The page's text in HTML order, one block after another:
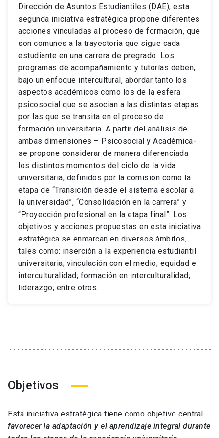
Dirección de Asuntos Estudiantiles (DAE), esta
segunda iniciativa estratégica propone diferentes
acciones vinculadas al proceso de formación, que
son comunes a la trayectoria que sigue cada
estudiante en una carrera de pregrado. Los
programas de acompañamiento y tutorías deben,
bajo un enfoque intercultural, abordar tanto los
aspectos académicos como los de la esfera
psicosocial que se asocian a las distintas etapas
por las que se transita en el proceso de
formación universitaria. A partir del análisis de
ambas dimensiones – Psicosocial y Académica-
se propone considerar de manera diferenciada
los distintos momentos del ciclo de la vida
universitaria, definidos por la comisión como la
etapa de “Transición desde el sistema escolar a
la universidad”, “Consolidación en la carrera” y
“Proyección profesional en la etapa final”. Los
objetivos y acciones propuestas en esta iniciativa
estratégica se enmarcan en diversos ámbitos,
tales como: inserción a la experiencia estudiantil
universitaria; vinculación con el medio; equidad e
interculturalidad; formación en interculturalidad;
liderazgo; entre otros.
Objetivos
Esta iniciativa estratégica tiene como objetivo central
favorecer la adaptación y el aprendizaje integral durante